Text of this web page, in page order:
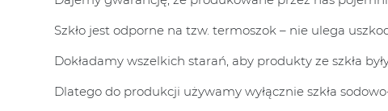
Szkło jest odporne na tzw. termoszok – nie ulega
Dokładamy wszelkich starań, aby produkty ze szkła
Dlatego do produkcji używamy wyłącznie szkła